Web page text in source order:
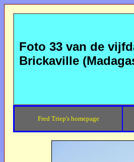
Foto 33 van de
Brickaville
Fred Triep's homepage